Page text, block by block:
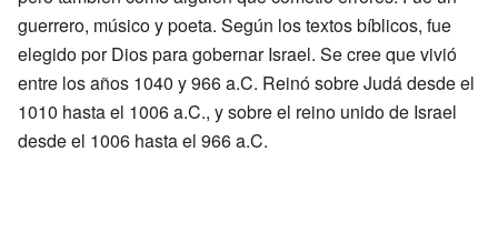
guerrero, músico y poeta. Según los textos bíblicos, fue
elegido por Dios para gobernar Israel. Se cree que vivió
entre los años 1040 y 966 a.C. Reinó sobre Judá desde el
1010 hasta el 1006 a.C., y sobre el reino unido de Israel
desde el 1006 hasta el 966 a.C.